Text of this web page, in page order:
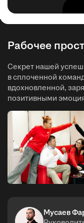
Рабочее
Секрет нашей
в сплоченной
вдохновленной,
позитивными
Мусаев